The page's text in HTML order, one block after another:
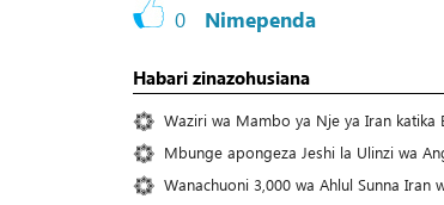
0 Nimependa
Habari zinazohusiana
Waziri wa Mambo ya Nje ya Iran katika
Mbunge apongeza Jeshi la Ulinzi wa
Wanachuoni 3,000 wa Ahlul Sunna